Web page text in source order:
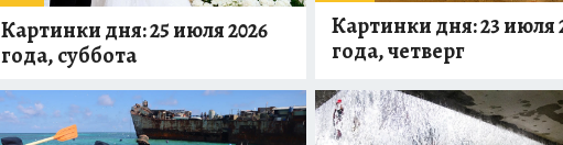
Картинки дня: 25 июля 2026
года, суббота
Картинки дня: 23 июля
года, четверг